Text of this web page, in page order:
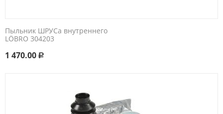
Пыльник ШРУСа внутреннего
LÖBRO 304203
1 470.00 Р